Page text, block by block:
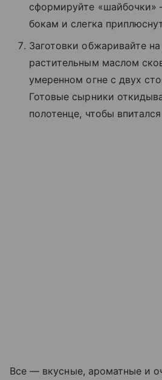
сформируйте «шайбочки»
бокам и слегка
Заготовки обжаривайте
растительным маслом
умеренном огне с двух
Готовые сырники
полотенце, чтобы
Все — вкусные, ароматные и